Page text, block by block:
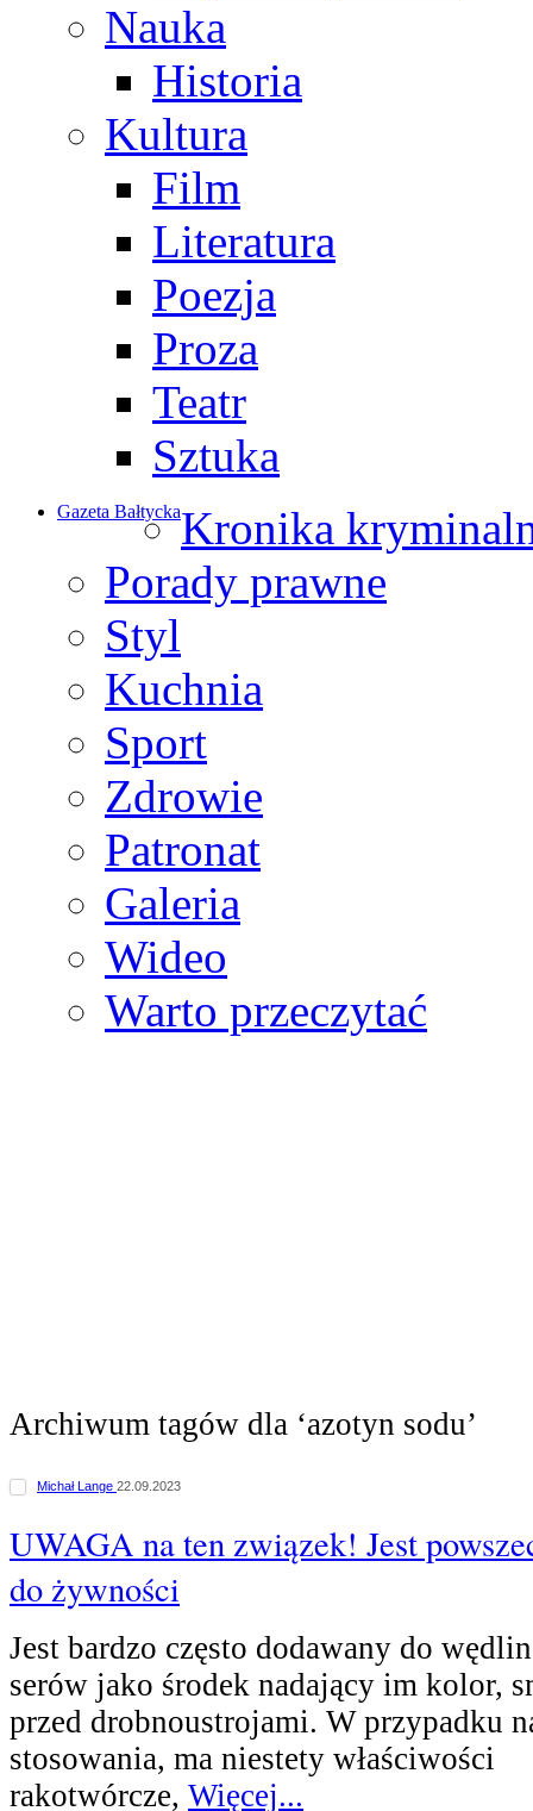
Nauka
Historia
Kultura
Film
Literatura
Poezja
Proza
Teatr
Sztuka
Gazeta BałtyckaKronika
Porady prawne
Styl
Kuchnia
Sport
Zdrowie
Patronat
Galeria
Wideo
Warto przeczytać
Archiwum tagów dla ‘azotyn sodu’
Michał Lange 22.09.2023
UWAGA na ten związek! Jest
do żywności
Jest bardzo często dodawany do
serów jako środek nadający im kolor,
przed drobnoustrojami. W przypadku
stosowania, ma niestety właściwości
rakotwórcze, Więcej...